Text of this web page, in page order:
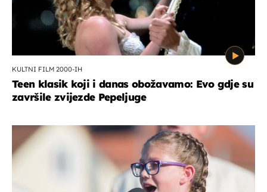
KULTNI FILM 2000-IH
Teen klasik koji i danas obožavamo: Evo gdje su
završile zvijezde Pepeljuge